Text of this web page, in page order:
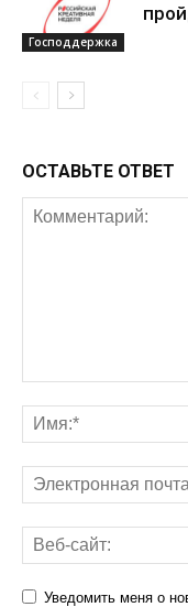
Господдержка
ОСТАВЬТЕ ОТВЕТ
Уведомить меня о